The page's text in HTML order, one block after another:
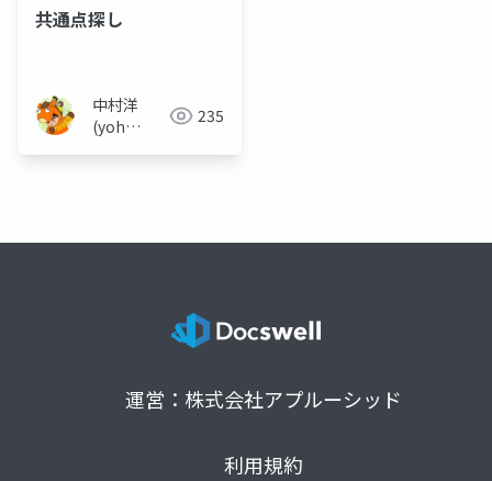
共通点探し
中村洋
(yoh
235
運営：株式会社アプルーシッド
利用規約